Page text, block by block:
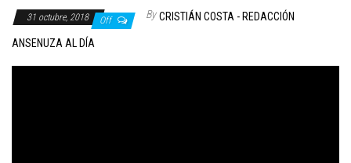
31 octubre, 2018 Off By CRISTIÁN COSTA - REDACCIÓN
ANSENUZA AL DÍA